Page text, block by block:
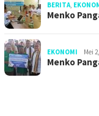
BERITA
Menko
EKONOMI Mei
Menko